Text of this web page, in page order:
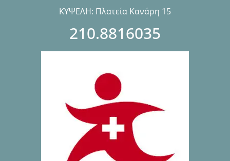
ΚΥΨΕΛΗ: Πλατεία Κανάρη 15
210.8816035